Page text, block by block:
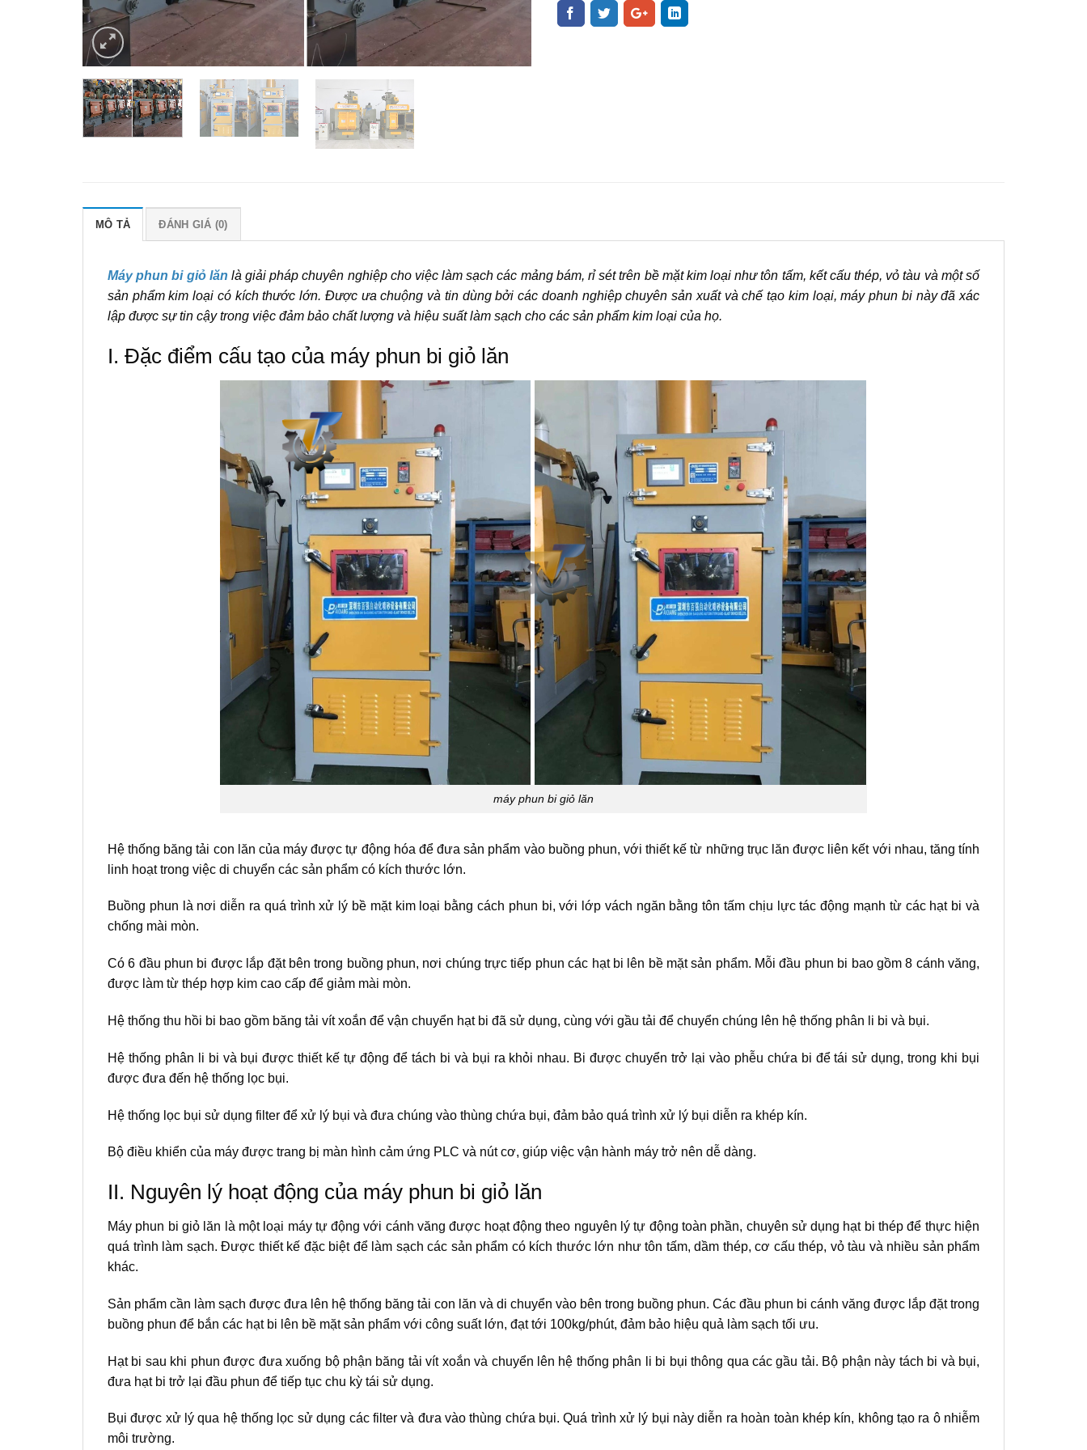
MÔ TẢ ĐÁNH GIÁ (0)
Máy phun bi giỏ lăn là giải pháp chuyên nghiệp cho việc làm sạch các mảng bám, rỉ sét trên bề mặt kim loại như tôn tấm, kết cấu thép, vỏ tàu và một số
sản phẩm kim loại có kích thước lớn. Được ưa chuộng và tin dùng bởi các doanh nghiệp chuyên sản xuất và chế tạo kim loại, máy phun bi này đã xác
lập được sự tin cậy trong việc đảm bảo chất lượng và hiệu suất làm sạch cho các sản phẩm kim loại của họ.
I. Đặc điểm cấu tạo của máy phun bi giỏ lăn
máy phun bi giỏ lăn
Hệ thống băng tải con lăn của máy được tự động hóa để đưa sản phẩm vào buồng phun, với thiết kế từ những trục lăn được liên kết với nhau, tăng tính
linh hoạt trong việc di chuyển các sản phẩm có kích thước lớn.
Buồng phun là nơi diễn ra quá trình xử lý bề mặt kim loại bằng cách phun bi, với lớp vách ngăn bằng tôn tấm chịu lực tác động mạnh từ các hạt bi và
chống mài mòn.
Có 6 đầu phun bi được lắp đặt bên trong buồng phun, nơi chúng trực tiếp phun các hạt bi lên bề mặt sản phẩm. Mỗi đầu phun bi bao gồm 8 cánh văng,
được làm từ thép hợp kim cao cấp để giảm mài mòn.
Hệ thống thu hồi bi bao gồm băng tải vít xoắn để vận chuyển hạt bi đã sử dụng, cùng với gầu tải để chuyển chúng lên hệ thống phân li bi và bụi.
Hệ thống phân li bi và bụi được thiết kế tự động để tách bi và bụi ra khỏi nhau. Bi được chuyển trở lại vào phễu chứa bi để tái sử dụng, trong khi bụi
được đưa đến hệ thống lọc bụi.
Hệ thống lọc bụi sử dụng filter để xử lý bụi và đưa chúng vào thùng chứa bụi, đảm bảo quá trình xử lý bụi diễn ra khép kín.
Bộ điều khiển của máy được trang bị màn hình cảm ứng PLC và nút cơ, giúp việc vận hành máy trở nên dễ dàng.
II. Nguyên lý hoạt động của máy phun bi giỏ lăn
Máy phun bi giỏ lăn là một loại máy tự động với cánh văng được hoạt động theo nguyên lý tự động toàn phần, chuyên sử dụng hạt bi thép để thực hiện
quá trình làm sạch. Được thiết kế đặc biệt để làm sạch các sản phẩm có kích thước lớn như tôn tấm, dầm thép, cơ cấu thép, vỏ tàu và nhiều sản phẩm
khác.
Sản phẩm cần làm sạch được đưa lên hệ thống băng tải con lăn và di chuyển vào bên trong buồng phun. Các đầu phun bi cánh văng được lắp đặt trong
buồng phun để bắn các hạt bi lên bề mặt sản phẩm với công suất lớn, đạt tới 100kg/phút, đảm bảo hiệu quả làm sạch tối ưu.
Hạt bi sau khi phun được đưa xuống bộ phận băng tải vít xoắn và chuyển lên hệ thống phân li bi bụi thông qua các gầu tải. Bộ phận này tách bi và bụi,
đưa hạt bi trở lại đầu phun để tiếp tục chu kỳ tái sử dụng.
Bụi được xử lý qua hệ thống lọc sử dụng các filter và đưa vào thùng chứa bụi. Quá trình xử lý bụi này diễn ra hoàn toàn khép kín, không tạo ra ô nhiễm
môi trường.